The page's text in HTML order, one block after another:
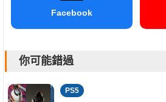
Facebook
你可能錯過
PS5